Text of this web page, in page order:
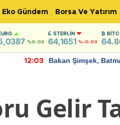
Eko Gündem Borsa Ve Yatırım
%0.03
STERLIN
64,1651 %-0.03
12:03
Bakan Şimşek,
Gelir